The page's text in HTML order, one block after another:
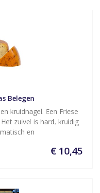
Belegen
kruidnagel. Een Friese
zuivel is hard, kruidig
en
€ 10,45